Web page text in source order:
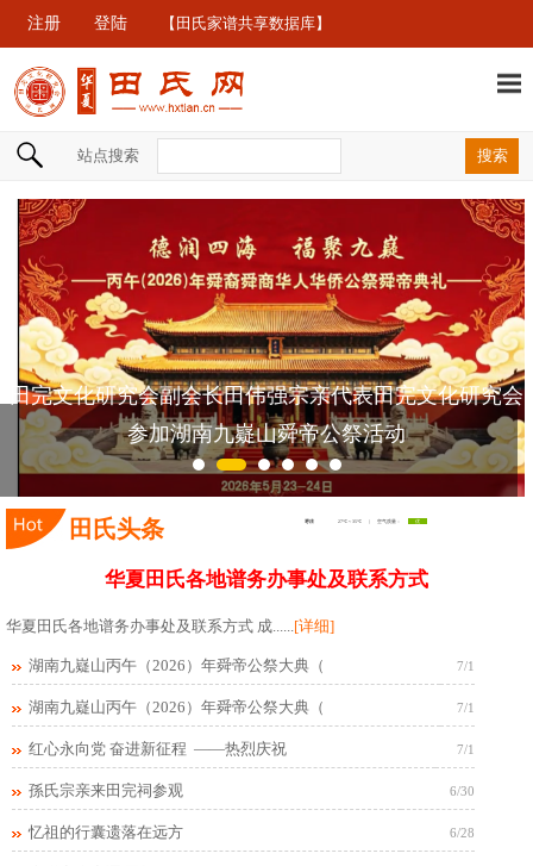
注册 登陆 【田氏家谱共享数据库】
站点搜索
田完文化研究会副会长田伟强宗亲代表田完文化研究会
参加湖南九嶷山舜帝公祭活动
田氏头条
华夏田氏各地谱务办事处及联系方式
华夏田氏各地谱务办事处及联系方式 成......[详细]
湖南九嶷山丙午（2026）年舜帝公祭大典（ 7/1
湖南九嶷山丙午（2026）年舜帝公祭大典（ 7/1
红心永向党 奋进新征程 ——热烈庆祝 7/1
孫氏宗亲来田完祠参观 6/30
忆祖的行囊遗落在远方 6/28